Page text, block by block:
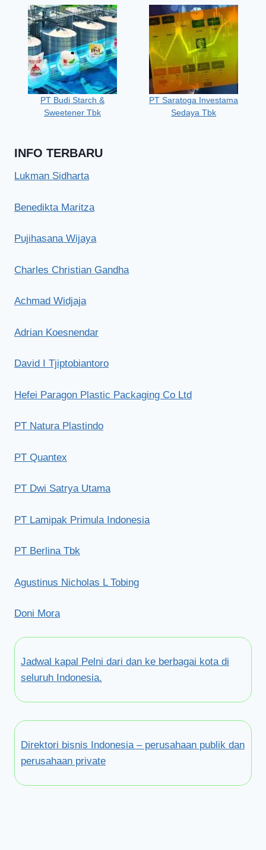
PT Budi Starch &
Sweetener Tbk
PT Saratoga Investama
Sedaya Tbk
INFO TERBARU
Lukman Sidharta
Benedikta Maritza
Pujihasana Wijaya
Charles Christian Gandha
Achmad Widjaja
Adrian Koesnendar
David I Tjiptobiantoro
Hefei Paragon Plastic Packaging Co Ltd
PT Natura Plastindo
PT Quantex
PT Dwi Satrya Utama
PT Lamipak Primula Indonesia
PT Berlina Tbk
Agustinus Nicholas L Tobing
Doni Mora
Jadwal kapal Pelni dari dan ke berbagai kota di
seluruh Indonesia.
Direktori bisnis Indonesia – perusahaan publik dan
perusahaan private